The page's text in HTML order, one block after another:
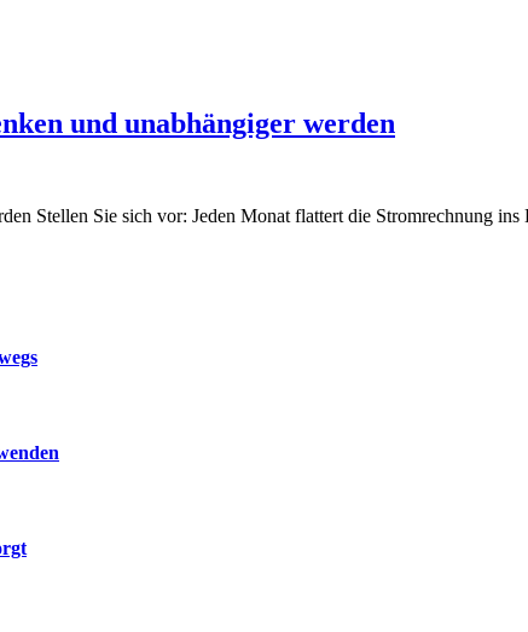
und unabhängiger werden
Stellen Sie sich vor: Jeden Monat flattert die Stromrechnung